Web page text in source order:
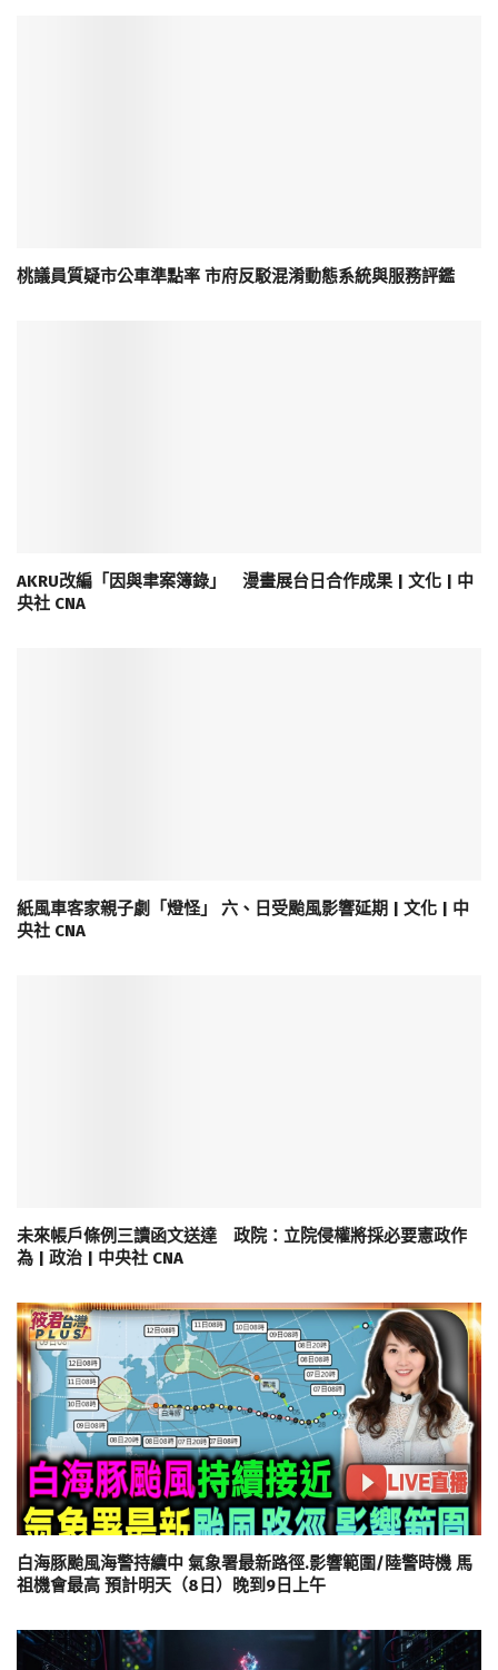
桃議員質疑市公車準點率 市府反駁混淆動態系統與服務評鑑
AKRU改編「因與聿案簿錄」 漫畫展台日合作成果 | 文化 | 中
央社 CNA
紙風車客家親子劇「燈怪」 六、日受颱風影響延期 | 文化 | 中
央社 CNA
未來帳戶條例三讀函文送達 政院：立院侵權將採必要憲政作
為 | 政治 | 中央社 CNA
白海豚颱風海警持續中 氣象署最新路徑.影響範圍/陸警時機 馬
祖機會最高 預計明天（8日）晚到9日上午